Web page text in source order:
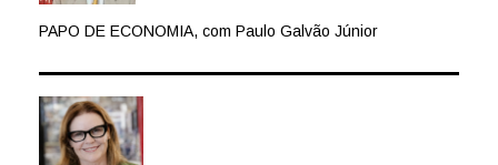
PAPO DE ECONOMIA, com Paulo Galvão Júnior